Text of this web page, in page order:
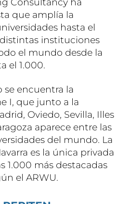
que amplía la
hasta el
instituciones
el mundo desde la
el 1.000.
se encuentra la
I, que junto a la
Oviedo, Sevilla, Illes
aparece entre las
del mundo. La
es la única privada
1.000 más destacadas
el ARWU.